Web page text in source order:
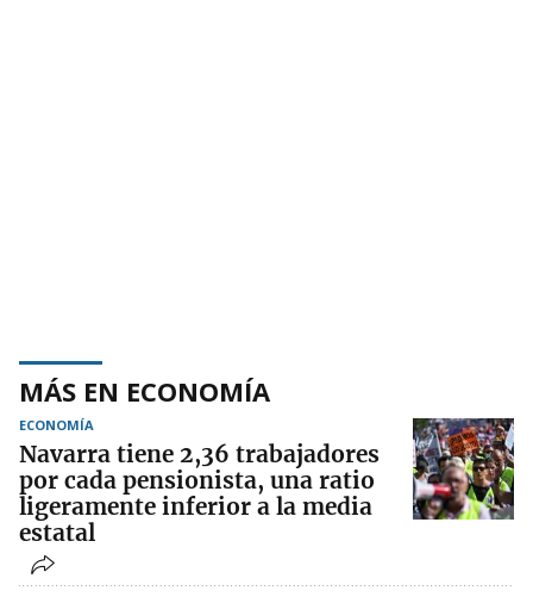
MÁS EN ECONOMÍA
ECONOMÍA
Navarra tiene 2,36 trabajadores
por cada pensionista, una ratio
ligeramente inferior a la media
estatal